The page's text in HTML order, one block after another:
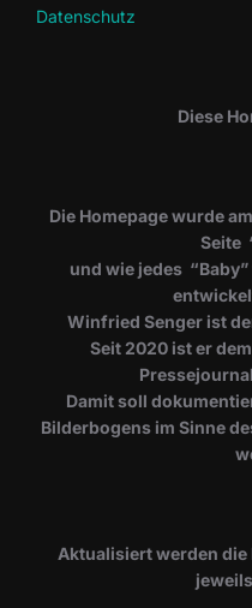
Datenschutz
Diese
Die Homepage wurde
Seite
und wie jedes
Winfried Senger ist
Seit 2020 ist er
Damit soll
Bilderbogens im Sinne
​Aktualisiert werden